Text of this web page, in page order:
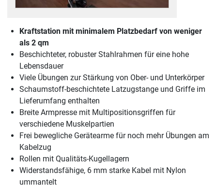
Kraftstation mit minimalem Platzbedarf von weniger
als 2 qm
Beschichteter, robuster Stahlrahmen für eine hohe
Lebensdauer
Viele Übungen zur Stärkung von Ober- und Unterkörper
Schaumstoff-beschichtete Latzugstange und Griffe im
Lieferumfang enthalten
Breite Armpresse mit Multipositionsgriffen für
verschiedene Muskelpartien
Frei bewegliche Gerätearme für noch mehr Übungen am
Kabelzug
Rollen mit Qualitäts-Kugellagern
Widerstandsfähige, 6 mm starke Kabel mit Nylon
ummantelt